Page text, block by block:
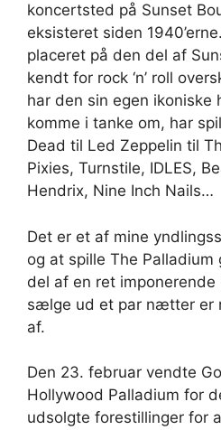
koncertsted på Sunset
eksisteret siden
placeret på den del af
kendt for rock ‘n’ roll
har den sin egen ikoniske
komme i tanke om, har
Dead til Led Zeppelin til
Pixies, Turnstile, IDLES,
Hendrix, Nine Inch Nails…
Det er et af mine
og at spille The Palladium
del af en ret
sælge ud et par nætter er
af.
Den 23. februar vendte
Hollywood Palladium for
udsolgte forestillinger for